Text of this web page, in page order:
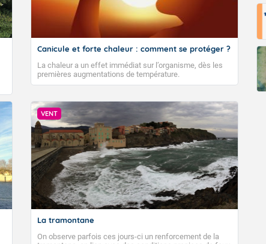
Canicule et forte chaleur : comment se protéger ?
La chaleur a un effet immédiat sur l’organisme, dès les
premières augmentations de température.
VENT
La tramontane
On observe parfois ces jours-ci un renforcement de la